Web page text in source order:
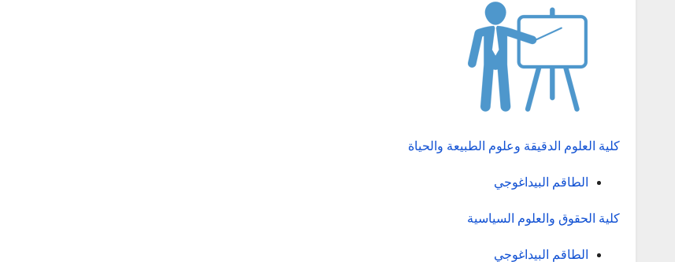
كلية العلوم الدقيقة وعلوم الطبيعة والحياة
الطاقم البيداغوجي
كلية الحقوق والعلوم السياسية
الطاقم البيداغوجي